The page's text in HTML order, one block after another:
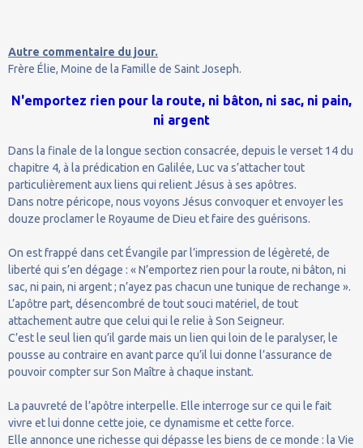
Autre commentaire du jour.
Frère Élie, Moine de la Famille de Saint Joseph.
N'emportez rien pour la route, ni bâton, ni sac, ni pain,
ni argent
Dans la finale de la longue section consacrée, depuis le verset 14 du
chapitre 4, à la prédication en Galilée, Luc va s’attacher tout
particulièrement aux liens qui relient Jésus à ses apôtres.
Dans notre péricope, nous voyons Jésus convoquer et envoyer les
douze proclamer le Royaume de Dieu et faire des guérisons.
On est frappé dans cet Évangile par l’impression de légèreté, de
liberté qui s’en dégage : « N’emportez rien pour la route, ni bâton, ni
sac, ni pain, ni argent ; n’ayez pas chacun une tunique de rechange ».
L’apôtre part, désencombré de tout souci matériel, de tout
attachement autre que celui qui le relie à Son Seigneur.
C’est le seul lien qu’il garde mais un lien qui loin de le paralyser, le
pousse au contraire en avant parce qu’il lui donne l’assurance de
pouvoir compter sur Son Maître à chaque instant.
La pauvreté de l’apôtre interpelle. Elle interroge sur ce qui le fait
vivre et lui donne cette joie, ce dynamisme et cette force.
Elle annonce une richesse qui dépasse les biens de ce monde : la Vie